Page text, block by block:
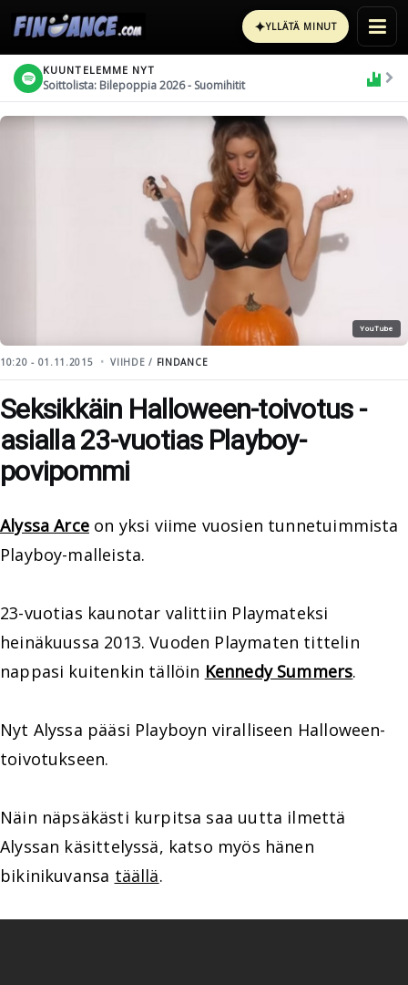
✦YLLÄTÄ MINUT
KUUNTELEMME NYT
Soittolista: Bilepoppia 2026 - Suomihitit
YouTube
10:20 - 01.11.2015 VIIHDE / FINDANCE
Seksikkäin Halloween-toivotus -
asialla 23-vuotias Playboy-
povipommi
Alyssa Arceon yksi viime vuosien tunnetuimmista
Playboy-malleista.
23-vuotias kaunotar valittiin Playmateksi
heinäkuussa 2013. Vuoden Playmaten tittelin
nappasi kuitenkin tällöin Kennedy Summers.
Nyt Alyssa pääsi Playboyn viralliseen Halloween-
toivotukseen.
Näin näpsäkästi kurpitsa saa uutta ilmettä
Alyssan käsittelyssä, katso myös hänen
bikinikuvansa täällä.